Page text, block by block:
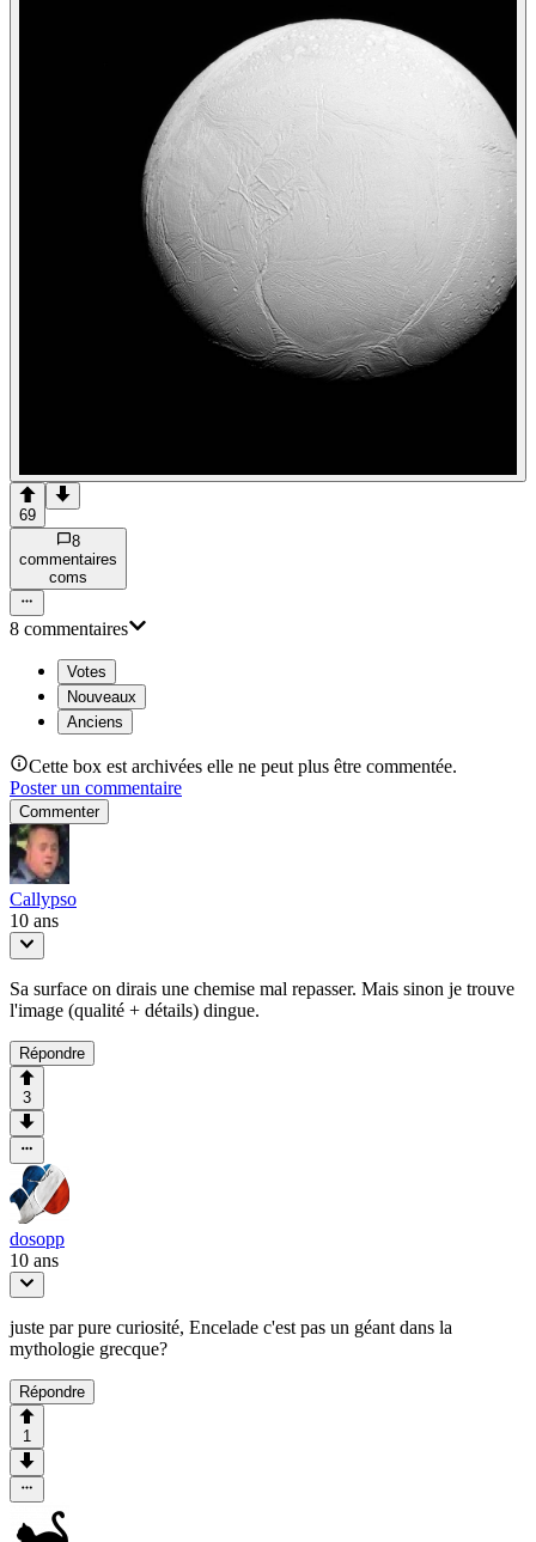
69
8
commentaires
coms
8 commentaires
Votes
Nouveaux
Anciens
Cette box est archivées elle ne peut plus être commentée.
Poster un commentaire
Commenter
Callypso
10 ans
Sa surface on dirais une chemise mal repasser. Mais sinon je trouve
l'image (qualité + détails) dingue.
Répondre
3
dosopp
10 ans
juste par pure curiosité, Encelade c'est pas un géant dans la
mythologie grecque?
Répondre
1